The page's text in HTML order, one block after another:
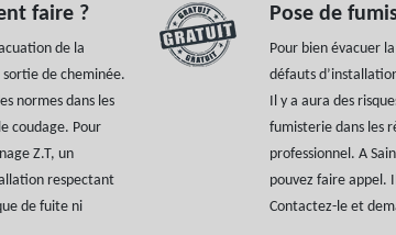
faire ?
de la
sortie de cheminée.
normes dans les
coudage. Pour
Z.T, un
respectant
de fuite ni
Pose de
Pour bien évacuer
défauts
Il y a aura des
fumisterie dans les
professionnel. A
pouvez faire appel.
Contactez-le et